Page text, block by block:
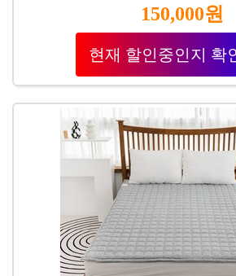
150,000원
현재 할인중인지 확